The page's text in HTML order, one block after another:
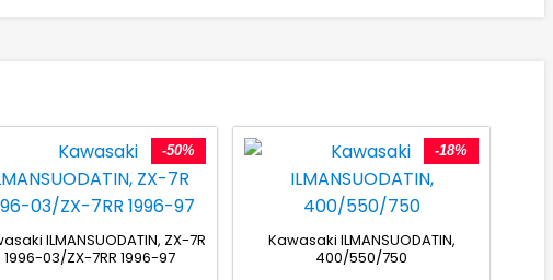
-50%
ILMANSUODATIN, ZX-7R
1996-03/ZX-7RR 1996-97
-18%
Kawasaki ILMANSUODATIN,
400/550/750